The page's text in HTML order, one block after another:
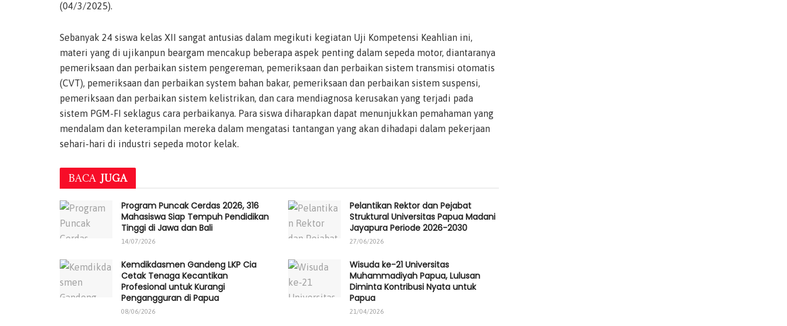
(04/3/2025).
Sebanyak 24 siswa kelas XII sangat antusias dalam megikuti kegiatan Uji Kompetensi Keahlian ini,
materi yang di ujikanpun beargam mencakup beberapa aspek penting dalam sepeda motor, diantaranya
pemeriksaan dan perbaikan sistem pengereman, pemeriksaan dan perbaikan sistem transmisi otomatis
(CVT), pemeriksaan dan perbaikan system bahan bakar, pemeriksaan dan perbaikan sistem suspensi,
pemeriksaan dan perbaikan sistem kelistrikan, dan cara mendiagnosa kerusakan yang terjadi pada
sistem PGM-FI seklagus cara perbaikanya. Para siswa diharapkan dapat menunjukkan pemahaman yang
mendalam dan keterampilan mereka dalam mengatasi tantangan yang akan dihadapi dalam pekerjaan
sehari-hari di industri sepeda motor kelak.
BACA JUGA
Program Puncak Cerdas 2026, 316
Mahasiswa Siap Tempuh Pendidikan
Tinggi di Jawa dan Bali
14/07/2026
Pelantikan Rektor dan Pejabat
Struktural Universitas Papua Madani
Jayapura Periode 2026-2030
27/06/2026
Kemdikdasmen Gandeng LKP Cia
Cetak Tenaga Kecantikan
Profesional untuk Kurangi
Pengangguran di Papua
08/06/2026
Wisuda ke-21 Universitas
Muhammadiyah Papua, Lulusan
Diminta Kontribusi Nyata untuk
Papua
21/04/2026